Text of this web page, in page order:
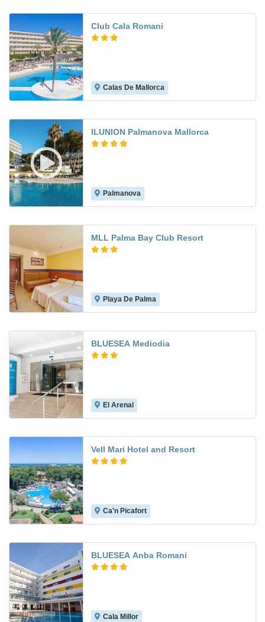
Club Cala Romani
Calas De Mallorca
ILUNION Palmanova Mallorca
Palmanova
MLL Palma Bay Club Resort
Playa De Palma
BLUESEA Mediodia
El Arenal
Vell Mari Hotel and Resort
Ca'n Picafort
BLUESEA Anba Romani
Cala Millor